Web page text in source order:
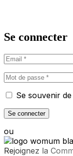
Se connecter
Se souvenir
Se connecter
ou
Rejoignez la